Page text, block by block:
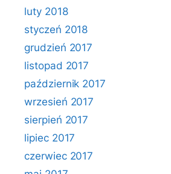
luty 2018
styczeń 2018
grudzień 2017
listopad 2017
październik 2017
wrzesień 2017
sierpień 2017
lipiec 2017
czerwiec 2017